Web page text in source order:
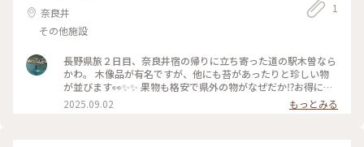
奈良井
その他施設
1
長野県旅２日目、奈良井宿の帰りに立ち寄った道の駅木曽なら
かわ。 木像品が有名ですが、他にも苔があったりと珍しい物
が並びます👀✨✨ 果物も格安で県外の物がなぜだか⁉️お得に🉐
品揃えしてますよ😳✨✨ メロン🍈の価格、おかしい！(◎_◎;)
葡萄は早々の出荷となってました❣️ 木曽，野菜や果物も豊富な
2025.09.02 もっとみる